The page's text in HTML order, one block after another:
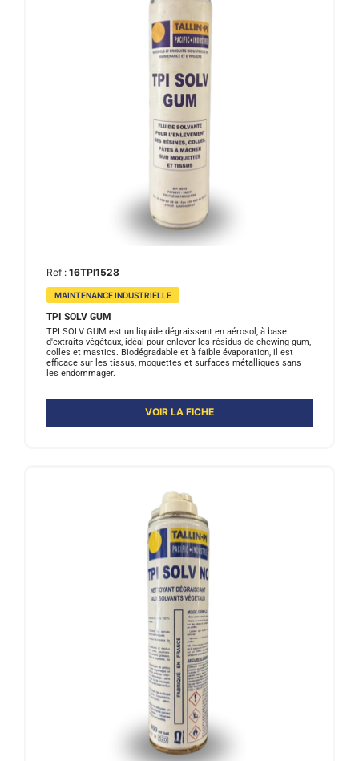
Ref : 16TPI1528
MAINTENANCE INDUSTRIELLE
TPI SOLV GUM
TPI SOLV GUM est un liquide dégraissant en aérosol, à base
d'extraits végétaux, idéal pour enlever les résidus de chewing-gum,
colles et mastics. Biodégradable et à faible évaporation, il est
efficace sur les tissus, moquettes et surfaces métalliques sans
les endommager.
VOIR LA FICHE